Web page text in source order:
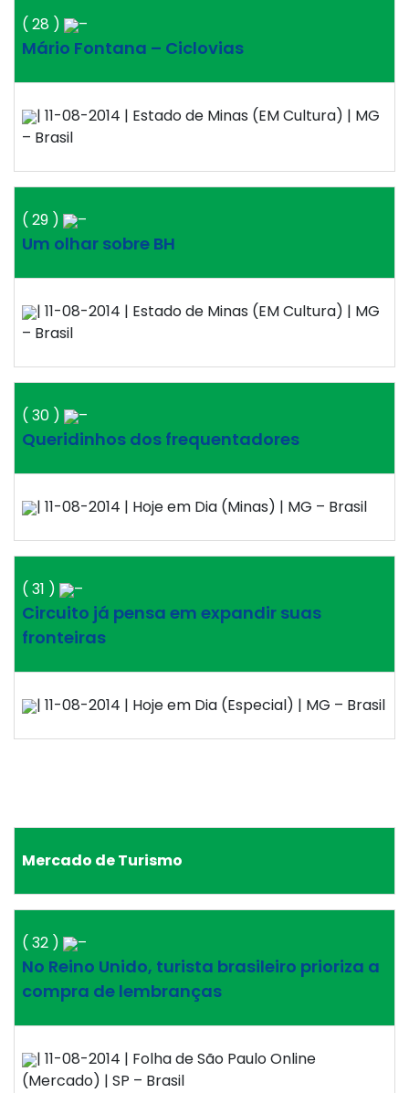
( 28 ) –
Mário Fontana – Ciclovias
| 11-08-2014 | Estado de Minas (EM Cultura) | MG
– Brasil
( 29 ) –
Um olhar sobre BH
| 11-08-2014 | Estado de Minas (EM Cultura) | MG
– Brasil
( 30 ) –
Queridinhos dos frequentadores
| 11-08-2014 | Hoje em Dia (Minas) | MG – Brasil
( 31 ) –
Circuito já pensa em expandir suas
fronteiras
| 11-08-2014 | Hoje em Dia (Especial) | MG – Brasil
Mercado de Turismo
( 32 ) –
No Reino Unido, turista brasileiro prioriza a
compra de lembranças
| 11-08-2014 | Folha de São Paulo Online
(Mercado) | SP – Brasil